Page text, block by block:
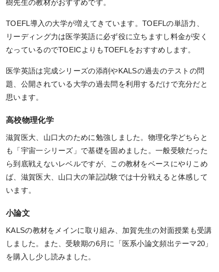
システム環境
WEBサイトご利用環境
テストバンク・テストエンジン推奨環境
特定商取引法に基づく表示
教材等転売に関する禁止のお願い
樹先生の教材がおすすめです。
TOEFL導入の大学が増えてきています。TOEFLの単語力、
リーディング力は医学英語に必ず役に立ちますし料金が安く
なっているのでTOEICよりもTOEFLをおすすめします。
医学英語は完成シリーズの添削やKALSの過去のテストの問
題、公開されている大学の過去問を利用するだけで充分だと
思います。
高校物理化学
滋賀医大、山口大のために勉強しました。物理化学どちらと
も「宇宙一シリーズ」で基礎を固めました。一般受験だった
ら到底戦えないレベルですが、この教材をベースにやりこめ
ば、滋賀医大、山口大の筆記試験では十分戦えると体感して
います。
小論文
KALSの教材をメインに取り組み、加賀先生の対面授業も受講
しました。また、受験期の6月に「医系小論文頻出テーマ20」
を購入し少し読みました。